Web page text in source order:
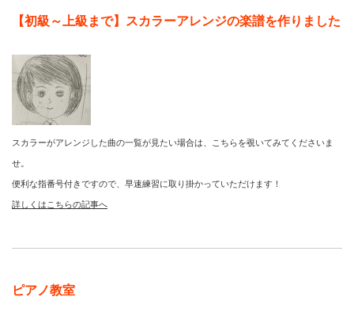
【初級～上級まで】スカラーアレンジの楽譜を作りました
スカラーがアレンジした曲の一覧が見たい場合は、こちらを覗いてみてくださいま
せ。
便利な指番号付きですので、早速練習に取り掛かっていただけます！
詳しくはこちらの記事へ
ピアノ教室